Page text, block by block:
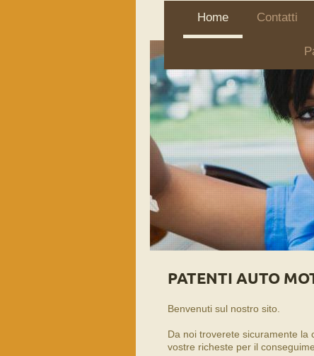
Home Contatti
PATENTI AUTO
Benvenuti sul nostro sito.
Da noi troverete sicuramente la
vostre richeste per il